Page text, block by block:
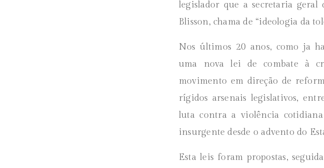
legislador que a secretaria
Blisson, chama de “ideologia da
Nos últimos 20 anos, como ja
uma nova lei de combate à
movimento em direção de
rígidos arsenais legislativos,
luta contra a violência
insurgente desde o advento do
Esta leis foram propostas,